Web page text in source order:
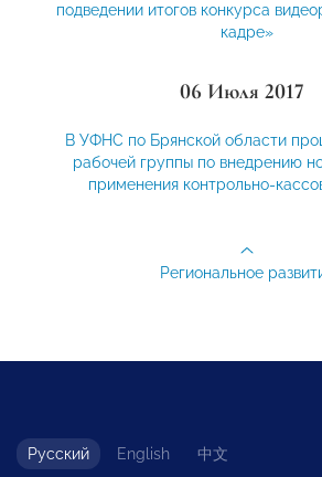
подведении итогов конкурса
кадре»
06 Июля 2017
В УФНС по Брянской области
рабочей группы по внедрению
применения контрольно-
Региональное
Русский English 中文